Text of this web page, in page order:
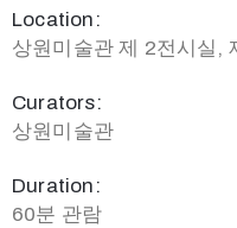
Location:
상원미술관 제 2전시실,
Curators:
상원미술관
Duration:
60분 관람